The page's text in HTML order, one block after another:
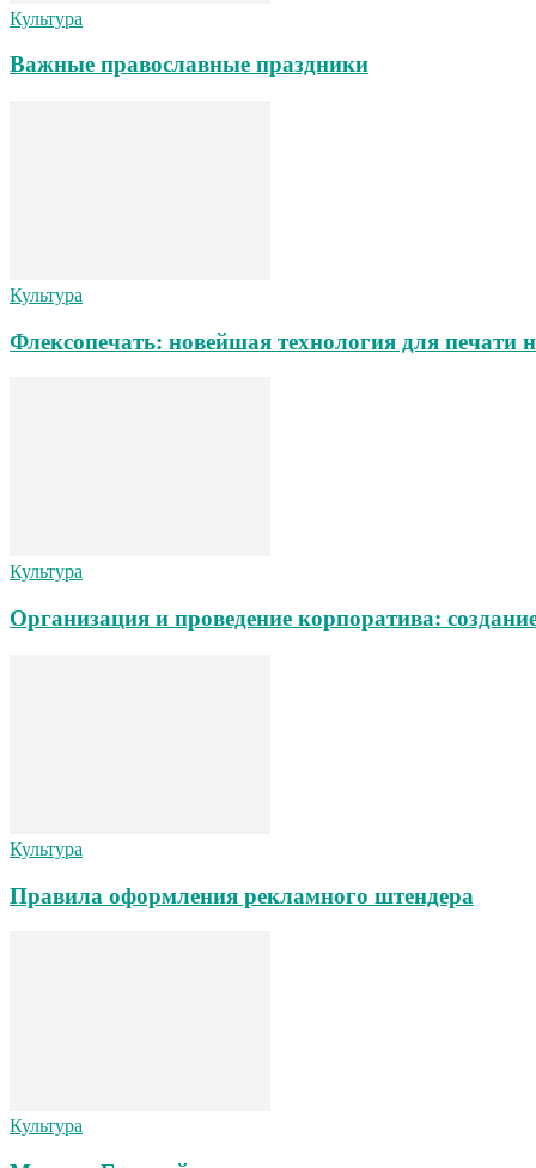
Культура
Важные православные праздники
Культура
Флексопечать: новейшая технология для печати
Культура
Организация и проведение корпоратива:
Культура
Правила оформления рекламного штендера
Культура